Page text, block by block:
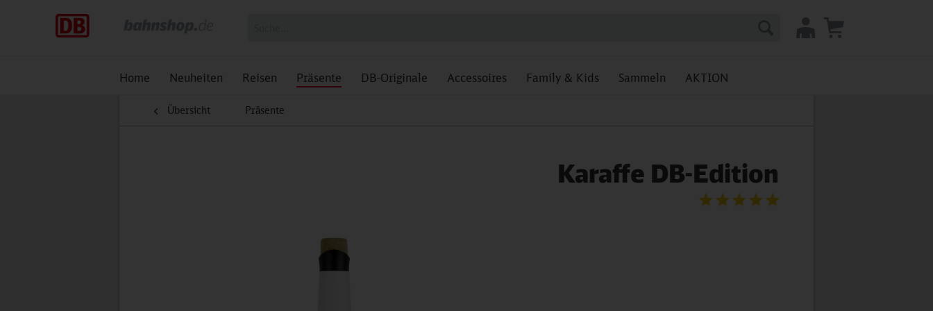
Home Neuheiten Reisen Präsente DB-Originale Accessoires Family & Kids Sammeln AKTION
Übersicht Präsente
Karaffe DB-Edition